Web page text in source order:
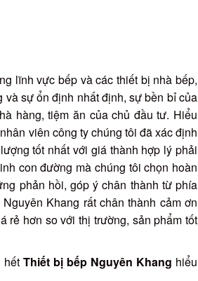
lĩnh vực bếp và các thiết bị nhà bếp,
sự ổn định nhất định, sự bền bỉ của
hàng, tiệm ăn của chủ đầu tư. Hiểu
viên công ty chúng tôi đã xác định
tốt nhất với giá thành hợp lý phải
con đường mà chúng tôi chọn hoàn
phản hồi, góp ý chân thành từ phía
Khang rất chân thành cảm ơn
rẻ hơn so với thị trường, sản phẩm tốt
hếtThiết bị bếp Nguyên Khang hiểu